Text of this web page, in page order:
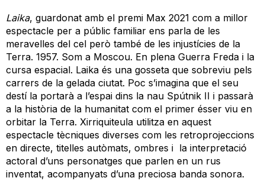
Laika, guardonat amb el premi Max 2021 com a millor
espectacle per a públic familiar ens parla de les
meravelles del cel però també de les injustícies de la
Terra. 1957. Som a Moscou. En plena Guerra Freda i la
cursa espacial. Laika és una gosseta que sobreviu pels
carrers de la gelada ciutat. Poc s’imagina que el seu
destí la portarà a l’espai dins la nau Spútnik II i passarà
a la història de la humanitat com el primer ésser viu en
orbitar la Terra. Xirriquiteula utilitza en aquest
espectacle tècniques diverses com les retroprojeccions
en directe, titelles autòmats, ombres i la interpretació
actoral d’uns personatges que parlen en un rus
inventat, acompanyats d’una preciosa banda sonora.